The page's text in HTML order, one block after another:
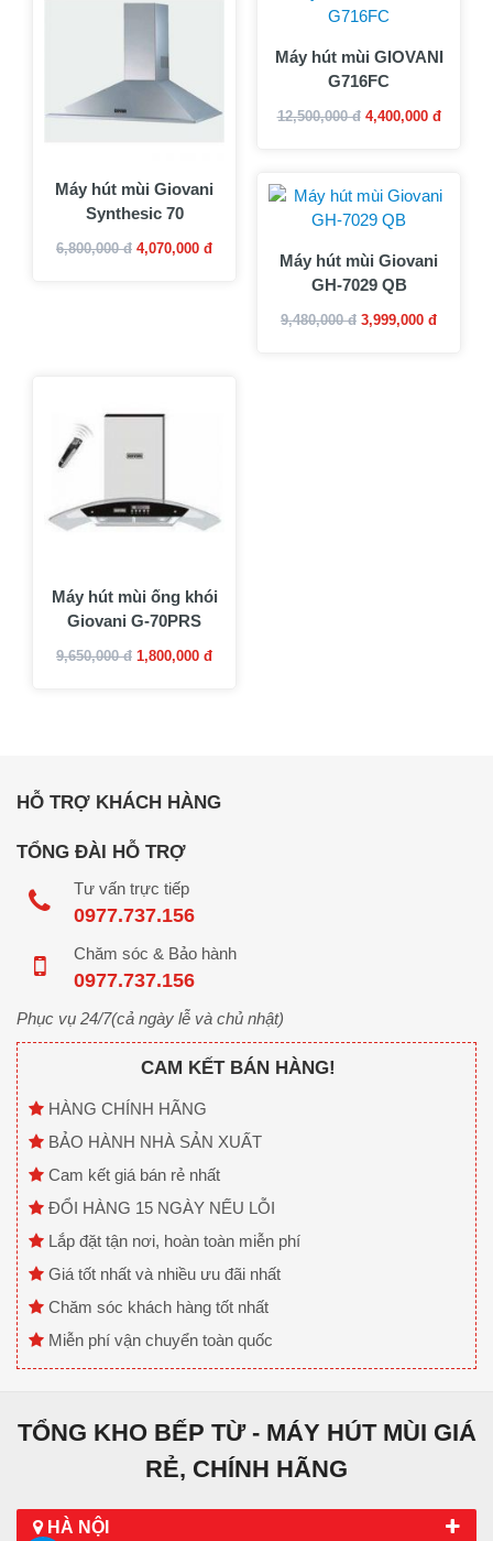
Máy hút mùi Giovani
Synthesic 70
6,800,000 đ 4,070,000 đ
Máy hút mùi GIOVANI
G716FC
12,500,000 đ 4,400,000 đ
Máy hút mùi Giovani
GH-7029 QB
9,480,000 đ 3,999,000 đ
Máy hút mùi ống khói
Giovani G-70PRS
9,650,000 đ 1,800,000 đ
HỖ TRỢ KHÁCH HÀNG
TỔNG ĐÀI HỖ TRỢ
Tư vấn trực tiếp
0977.737.156
Chăm sóc & Bảo hành
0977.737.156
Phục vụ 24/7(cả ngày lễ và chủ nhật)
CAM KẾT BÁN HÀNG!
HÀNG CHÍNH HÃNG
BẢO HÀNH NHÀ SẢN XUẤT
Cam kết giá bán rẻ nhất
ĐỔI HÀNG 15 NGÀY NẾU LỖI
Lắp đặt tận nơi, hoàn toàn miễn phí
Giá tốt nhất và nhiều ưu đãi nhất
Chăm sóc khách hàng tốt nhất
Miễn phí vận chuyển toàn quốc
TỔNG KHO BẾP TỪ - MÁY HÚT MÙI GIÁ
RẺ, CHÍNH HÃNG
HÀ NỘI